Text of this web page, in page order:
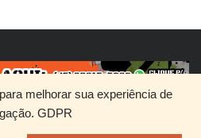
melhorar sua experiência de
GDPR